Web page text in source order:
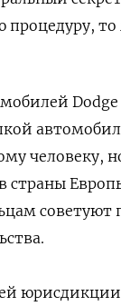
Dodge
человеку,
страны